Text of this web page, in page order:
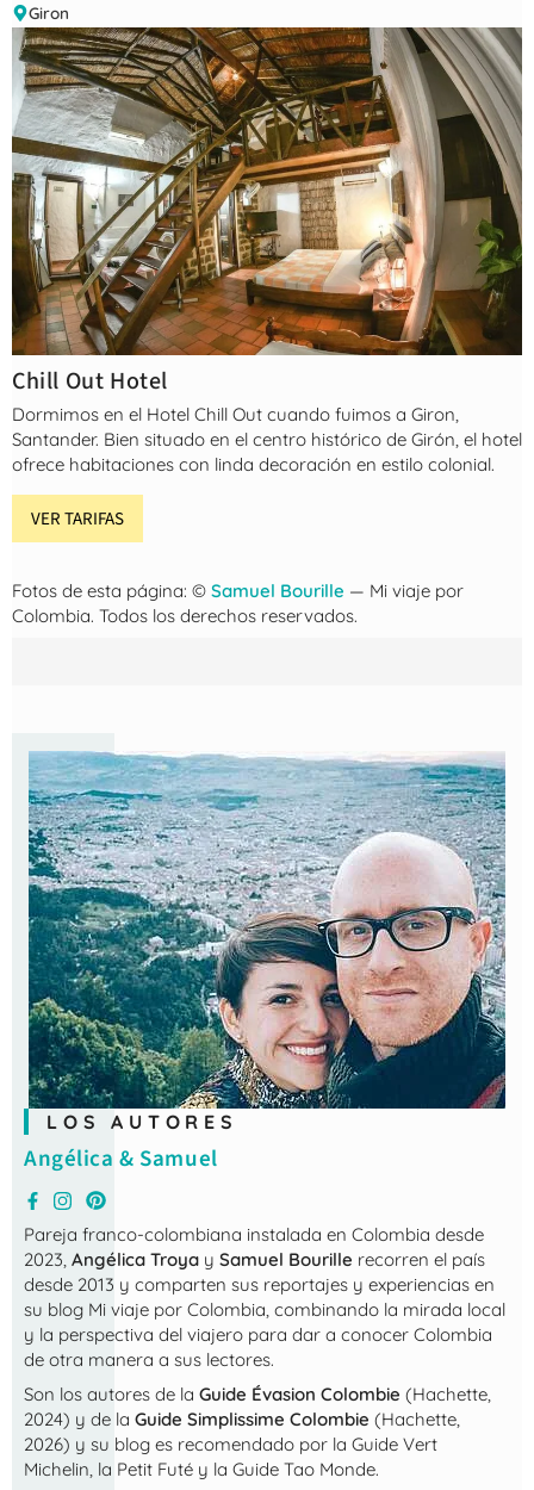
Giron
Chill Out Hotel
Dormimos en el Hotel Chill Out cuando fuimos a Giron,
Santander. Bien situado en el centro histórico de Girón, el hotel
ofrece habitaciones con linda decoración en estilo colonial.
VER TARIFAS
Fotos de esta página: © Samuel Bourille — Mi viaje por
Colombia. Todos los derechos reservados.
LOS AUTORES
Angélica & Samuel
Pareja franco-colombiana instalada en Colombia desde
2023, Angélica Troya y Samuel Bourille recorren el país
desde 2013 y comparten sus reportajes y experiencias en
su blog Mi viaje por Colombia, combinando la mirada local
y la perspectiva del viajero para dar a conocer Colombia
de otra manera a sus lectores.
Son los autores de la Guide Évasion Colombie (Hachette,
2024) y de la Guide Simplissime Colombie (Hachette,
2026) y su blog es recomendado por la Guide Vert
Michelin, la Petit Futé y la Guide Tao Monde.